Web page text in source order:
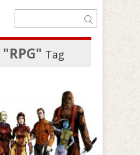
"RPG" Tag